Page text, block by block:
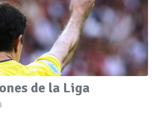
de la Liga